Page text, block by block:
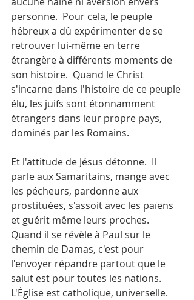
personne.  Pour cela, le peuple
hébreux a dû expérimenter de se
retrouver lui-même en terre
étrangère à différents moments de
son histoire.  Quand le Christ
s'incarne dans l'histoire de ce peuple
élu, les juifs sont étonnamment
étrangers dans leur propre pays,
dominés par les Romains.
Et l'attitude de Jésus détonne.  Il
parle aux Samaritains, mange avec
les pécheurs, pardonne aux
prostituées, s'assoit avec les païens
et guérit même leurs proches.
Quand il se révèle à Paul sur le
chemin de Damas, c'est pour
l'envoyer répandre partout que le
salut est pour toutes les nations.
L'Église est catholique, universelle.